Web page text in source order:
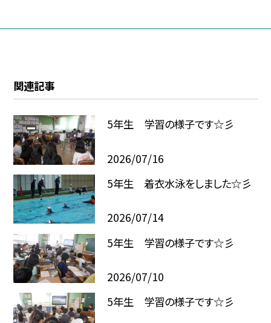
関連記事
5年生 学習の様子です☆彡
2026/07/16
5年生 着衣水泳をしました☆彡
2026/07/14
5年生 学習の様子です☆彡
2026/07/10
5年生 学習の様子です☆彡